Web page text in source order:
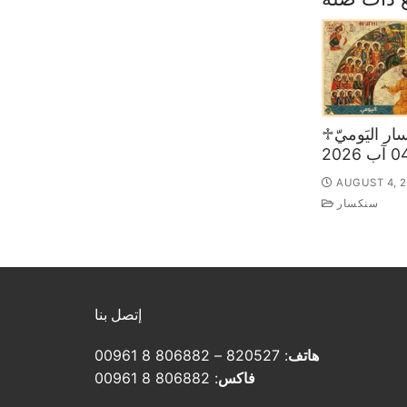
♱السّنكسار اليَوميّ
AUGUST 4,
سنكسار
إتصل بنا
هاتف: 820527 – 806882 8 00961
فاكس: 806882 8 00961